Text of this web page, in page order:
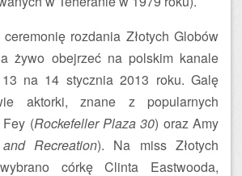
rozdania Złotych Globów
żywo obejrzeć na polskim kanale
na 14 stycznia 2013 roku. Galę
aktorki, znane z popularnych
(Rockefeller Plaza 30) oraz Amy
Recreation). Na miss Złotych
córkę Clinta Eastwooda,